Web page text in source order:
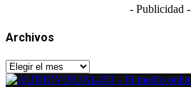
- Publicidad -
Archivos
Archivos